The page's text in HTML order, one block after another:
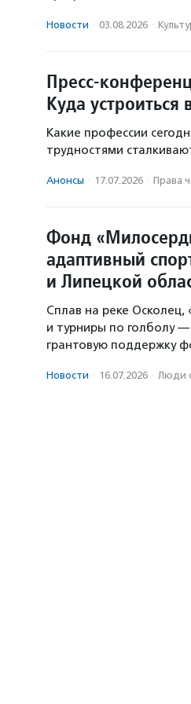
Новости · 03.08.2026 ·
Пресс-
Куда устроиться
Какие профессии
трудностями
Анонсы · 17.07.2026 · Права
Фонд
адаптивный
и Липецкой
Сплав на реке Осколец,
и турниры по голболу
грантовую поддержку
Новости · 16.07.2026 · Люди